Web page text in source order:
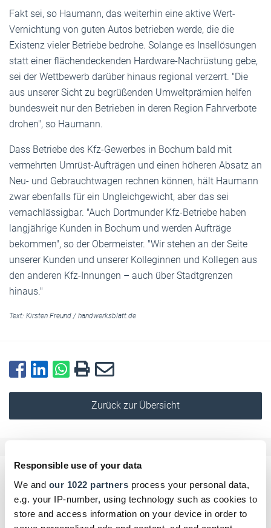
Responsible use of your data
We and our 1022 partners process your personal data,
e.g. your IP-number, using technology such as cookies to
store and access information on your device in order to
Fakt sei, so Haumann, das weiterhin eine aktive Wert-
Vernichtung von guten Autos betrieben werde, die die
Existenz vieler Betriebe bedrohe. Solange es Insellösungen
statt einer flächendeckenden Hardware-Nachrüstung gebe,
sei der Wettbewerb darüber hinaus regional verzerrt. "Die
aus unserer Sicht zu begrüßenden Umweltprämien helfen
bundesweit nur den Betrieben in deren Region Fahrverbote
drohen", so Haumann.
Dass Betriebe des Kfz-Gewerbes in Bochum bald mit
vermehrten Umrüst-Aufträgen und einen höheren Absatz an
Neu- und Gebrauchtwagen rechnen können, hält Haumann
zwar ebenfalls für ein Ungleichgewicht, aber das sei
vernachlässigbar. "Auch Dortmunder Kfz-Betriebe haben
langjährige Kunden in Bochum und werden Aufträge
bekommen", so der Obermeister. "Wir stehen an der Seite
unserer Kunden und unserer Kolleginnen und Kollegen aus
den anderen Kfz-Innungen – auch über Stadtgrenzen
hinaus."
Text: Kirsten Freund / handwerksblatt.de
Zurück zur Übersicht
Kommentar schreiben
Name